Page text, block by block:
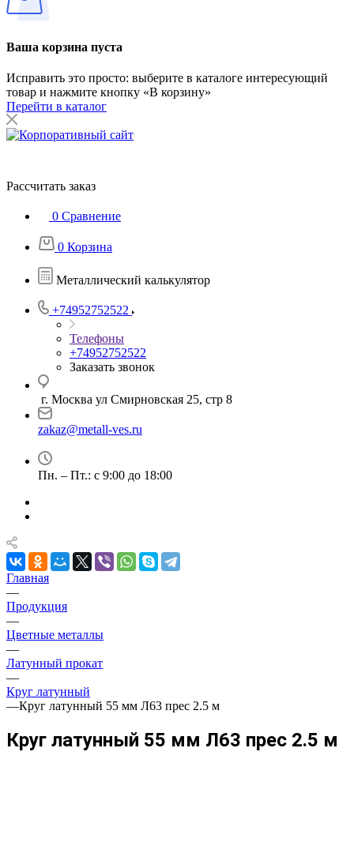
Ваша корзина пуста
Исправить это просто: выберите в каталоге интересующий
товар и нажмите кнопку «В корзину»
Перейти в каталог
Рассчитать заказ
0 Сравнение
0 Корзина
Металлический калькулятор
+74952752522
Телефоны
+74952752522
Заказать звонок
г. Москва ул Смирновская 25, стр 8
zakaz@metall-ves.ru
Пн. – Пт.: с 9:00 до 18:00
Главная
—
Продукция
—
Цветные металлы
—
Латунный прокат
—
Круг латунный
—Круг латунный 55 мм Л63 прес 2.5 м
Круг латунный 55 мм Л63 прес 2.5 м